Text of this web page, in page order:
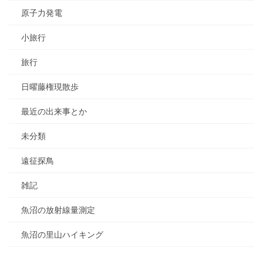
原子力発電
小旅行
旅行
日曜藤権現散歩
最近の出来事とか
未分類
遠征探鳥
雑記
魚沼の放射線量測定
魚沼の里山ハイキング